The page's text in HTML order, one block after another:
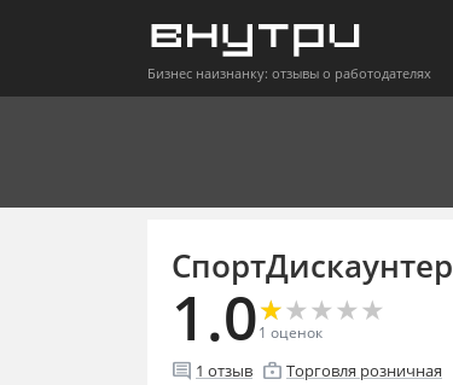
Бизнес наизнанку: отзывы о работодателях
СпортДискаунтер
1.0★
★★
★★
★★
★★
★
1 оценок
comment 1 отзыв enterprise Торговля розничная